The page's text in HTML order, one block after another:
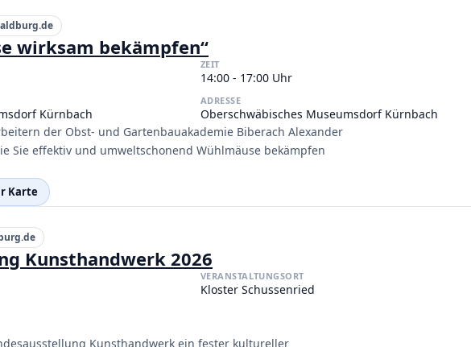
wirksam bekämpfen“
ZEIT
14:00 - 17:00 Uhr
Kürnbach
ADRESSE
Oberschwäbisches Museumsdorf Kürnbach
der Obst- und Gartenbauakademie Biberach Alexander
Sie effektiv und umweltschonend Wühlmäuse bekämpfen
Karte
Kunsthandwerk 2026
VERANSTALTUNGSORT
Kloster Schussenried
Kunsthandwerk ein fester kultureller